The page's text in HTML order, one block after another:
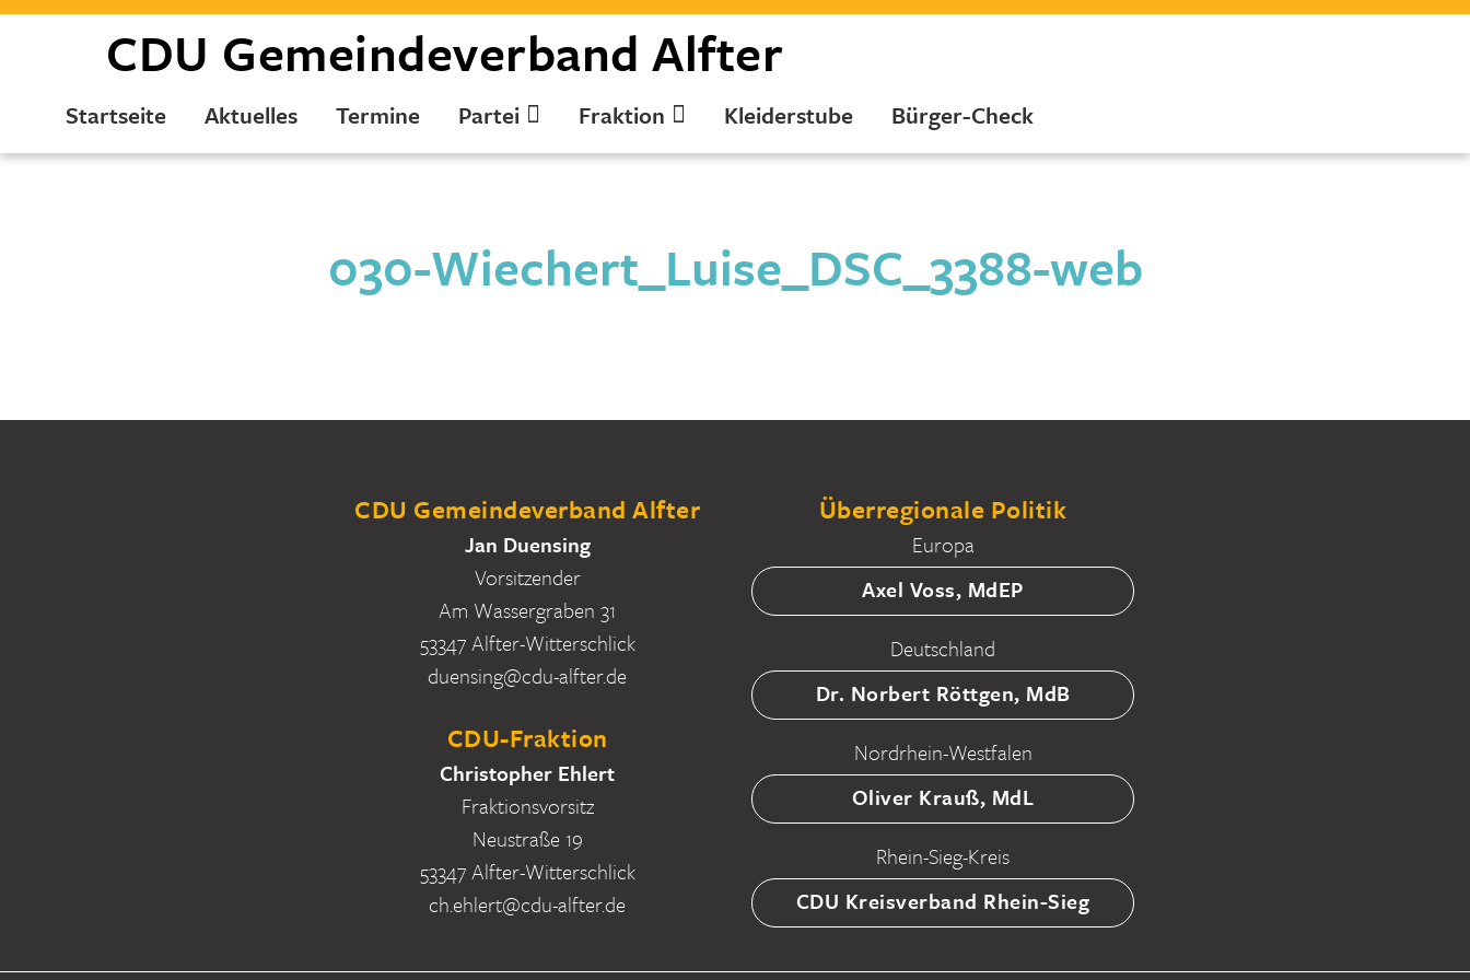
CDU Gemeindeverband Alfter
Startseite Aktuelles Termine Partei Fraktion Kleiderstube Bürger-Check
030-Wiechert_Luise_DSC_3388-web
CDU Gemeindeverband Alfter
Jan Duensing
Vorsitzender
Am Wassergraben 31
53347 Alfter-Witterschlick
duensing@cdu-alfter.de
CDU-Fraktion
Christopher Ehlert
Fraktionsvorsitz
Neustraße 19
53347 Alfter-Witterschlick
ch.ehlert@cdu-alfter.de
Überregionale Politik
Europa
Axel Voss, MdEP
Deutschland
Dr. Norbert Röttgen, MdB
Nordrhein-Westfalen
Oliver Krauß, MdL
Rhein-Sieg-Kreis
CDU Kreisverband Rhein-Sieg